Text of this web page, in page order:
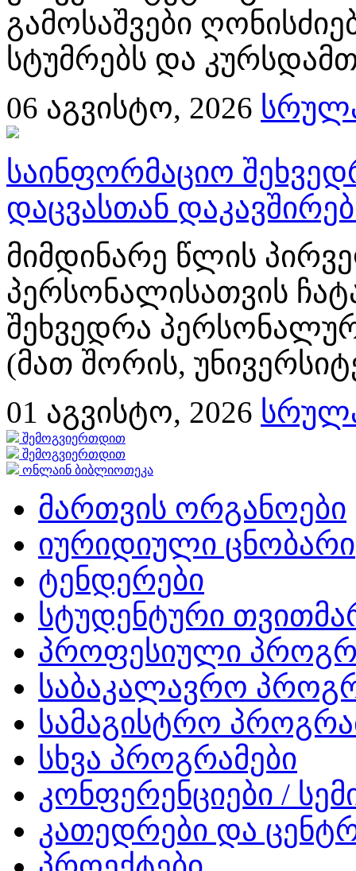
გამოსაშვები
სტუმრებს და
06 აგვისტო, 2026
საინფორმაციო
დაცვასთან
მიმდინარე წლის
პერსონალისათვის
შეხვედრა
(მათ შორის,
01 აგვისტო, 2026
შემოგვიერთდით
შემოგვიერთდით
ონლაინ ბიბლიოთეკა
მართვის ორგანოები
იურიდიული ცნობარი
ტენდერები
სტუდენტური
პროფესიული
საბაკალავრო
სამაგისტრო
სხვა პროგრამები
კონფერენციები /
კათედრები და